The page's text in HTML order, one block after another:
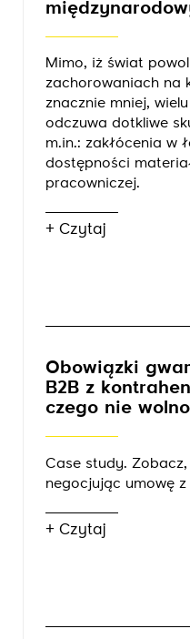
Mimo, iż świat
zachorowaniach na
znacznie mniej,
odczuwa dotkliwe
m.in.: zakłócenia w
dostępności
pracowniczej.
+ Czytaj
Obowiązki
B2B z
czego nie
Case study.
negocjując umowę
+ Czytaj